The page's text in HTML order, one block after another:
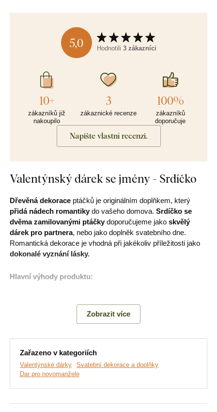
5,0 Hodnotili 3 zákazníci
10+
zákazníků již
nakoupilo
3
zákaznické recenze
100%
zákazníků
doporučuje
Napište vlastní recenzi.
Valentýnský dárek se jmény - Srdíčko
Dřevěná dekorace ptáčků je originálním doplňkem, který
přidá nádech romantiky do vašeho domova. Srdíčko se
dvěma zamilovanými ptáčky doporučujeme jako skvělý
dárek pro partnera, nebo jako doplněk svatebního dne.
Romantická dekorace je vhodná při jakékoliv příležitosti jako
dokonalé vyznání lásky.
Hlavní výhody produktu:
Romantický dárek
Dřevěný výrobek
Montáž, kterou zvládne každý:
Zobrazit více
Zařazeno v kategoriích
Valentýnské dárky
Svatební dekorace a doplňky
Dar pro novomanžele